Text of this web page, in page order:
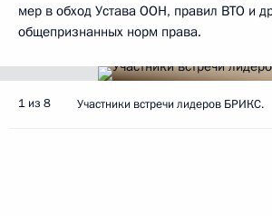
мер в обход Устава ООН, правил ВТО и
общепризнанных норм права.
1 из 8 Участники встречи лидеров БРИКС.